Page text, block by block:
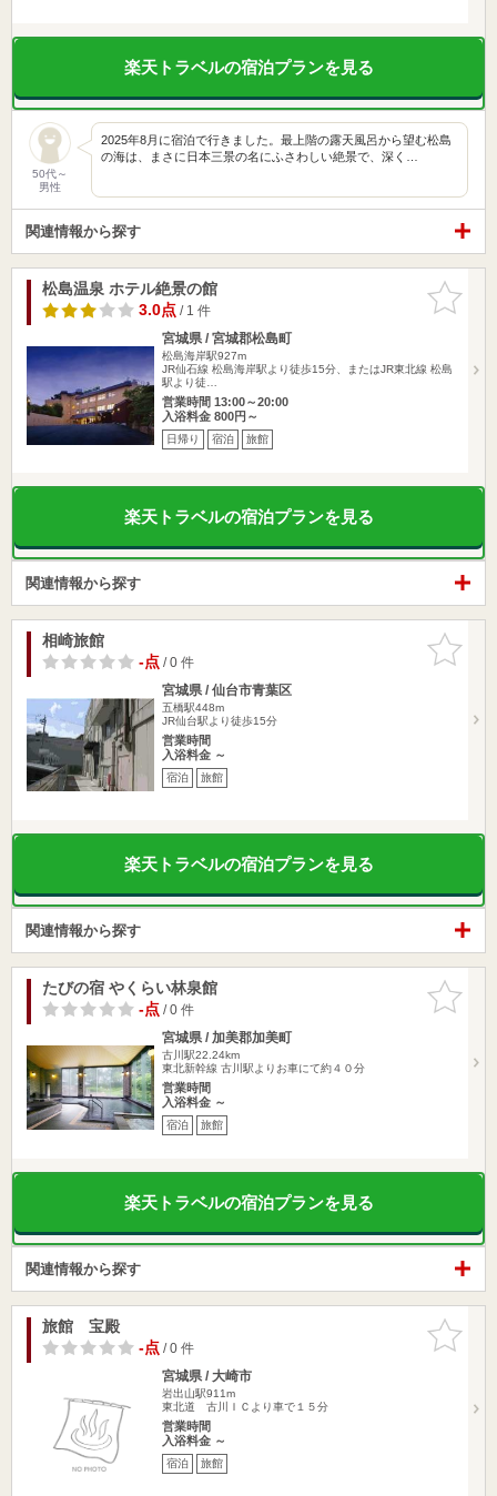
楽天トラベルの宿泊プランを見る
50代～
男性
2025年8月に宿泊で行きました。 ​最上階の露天風呂から望む松島
の海は、まさに日本三景の名にふさわしい絶景で、深く…
関連情報から探す
お気に入
りに追加
松島温泉 ホテル絶景の館
3.0点/ 1 件
宮城県 / 宮城郡松島町
松島海岸駅927m
JR仙石線 松島海岸駅より徒歩15分、またはJR東北線 松島
駅より徒…
営業時間 13:00～20:00
入浴料金 800円～
日帰り 宿泊 旅館
楽天トラベルの宿泊プランを見る
関連情報から探す
お気に入
りに追加
相崎旅館
-点/ 0 件
宮城県 / 仙台市青葉区
五橋駅448m
JR仙台駅より徒歩15分
営業時間
入浴料金 ～
宿泊 旅館
楽天トラベルの宿泊プランを見る
関連情報から探す
お気に入
りに追加
たびの宿 やくらい林泉館
-点/ 0 件
宮城県 / 加美郡加美町
古川駅22.24km
東北新幹線 古川駅よりお車にて約４０分
営業時間
入浴料金 ～
宿泊 旅館
楽天トラベルの宿泊プランを見る
関連情報から探す
お気に入
りに追加
旅館 宝殿
-点/ 0 件
宮城県 / 大崎市
岩出山駅911m
東北道 古川ＩＣより車で１５分
営業時間
入浴料金 ～
宿泊 旅館